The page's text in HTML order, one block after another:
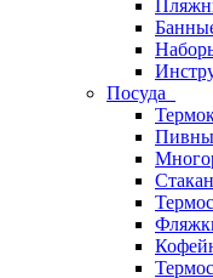
Посуда